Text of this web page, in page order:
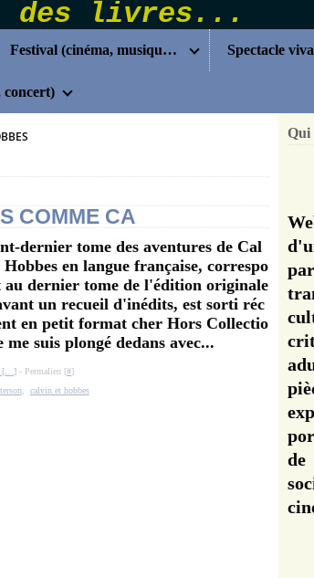
Festival (cinéma, musique...) Spectacle
concert)
COMME CA
dernier tome des aventures de Cal
en langue française, correspo
au dernier tome de l'édition originale
un recueil d'inédits, est sorti réc
en petit format cher Hors Collectio
me suis plongé dedans avec...
[ …] - Permalien [#]
, calvin et hobbes
Qui